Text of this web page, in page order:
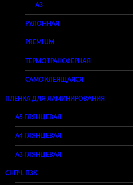
A3
РУЛОННАЯ
PREMIUM
ТЕРМОТРАНСФЕРНАЯ
САМОКЛЕЯЩАЯСЯ
ПЛЕНКА ДЛЯ ЛАМИНИРОВАНИЯ
A5 ГЛЯНЦЕВАЯ
А4 ГЛЯНЦЕВАЯ
A3 ГЛЯНЦЕВАЯ
СНПЧ, ПЗК